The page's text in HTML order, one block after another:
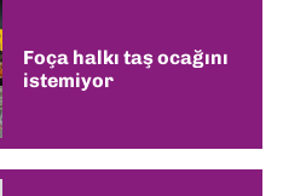
Foça halkı taş ocağını
istemiyor